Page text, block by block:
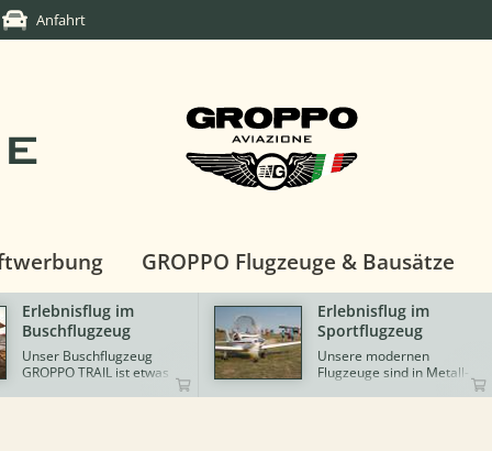
Anfahrt
GROPPO Flugzeuge & Bausätze
Erlebnisflug im
Sportflugzeug
Unsere modernen
Flugzeuge sind in Metall-,
Faserverbund- bzw. Rohr-
GROPPO G70-600
Das auf der AERO 2017
neu vorgestellte Modell
GROPPO G70-600 vereint
Bewährtes und
Neuentwickeltes aus dem